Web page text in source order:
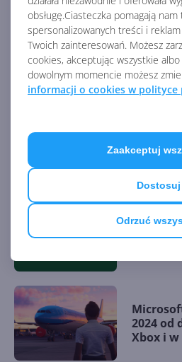
obsługę.Ciasteczka pomagają
spersonalizowanych treści i
Twoich zainteresowań. Możesz
cookies, akceptując wszystkie
dowolnym momencie możesz
informacji o cookies w polityce
Odrzuć
Dostosuj
Zaakceptuj
Xbox
Nowe
usunięte
2024 od
Xbox i w